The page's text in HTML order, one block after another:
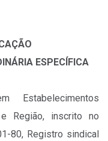
ESPECÍFICA
Estabelecimentos
Região, inscrito no
80, Registro sindical